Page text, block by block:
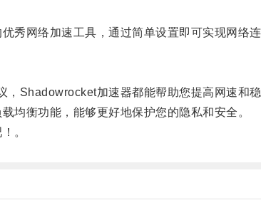
网络加速工具，通过简单设置即可实现网络连
加速器都能帮助您提高网速和稳
衡功能，能够更好地保护您的隐私和安全。
。